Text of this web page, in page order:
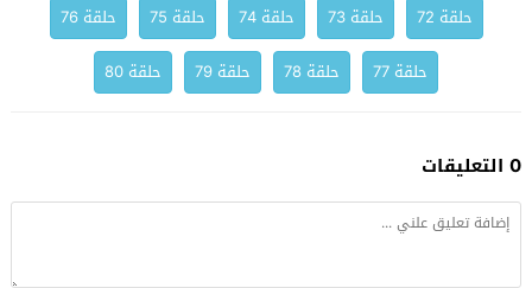
حلقة 72
حلقة 73 حلقة 74 حلقة 75
حلقة 76
حلقة 77
حلقة 78 حلقة 79 حلقة 80
0 التعليقات